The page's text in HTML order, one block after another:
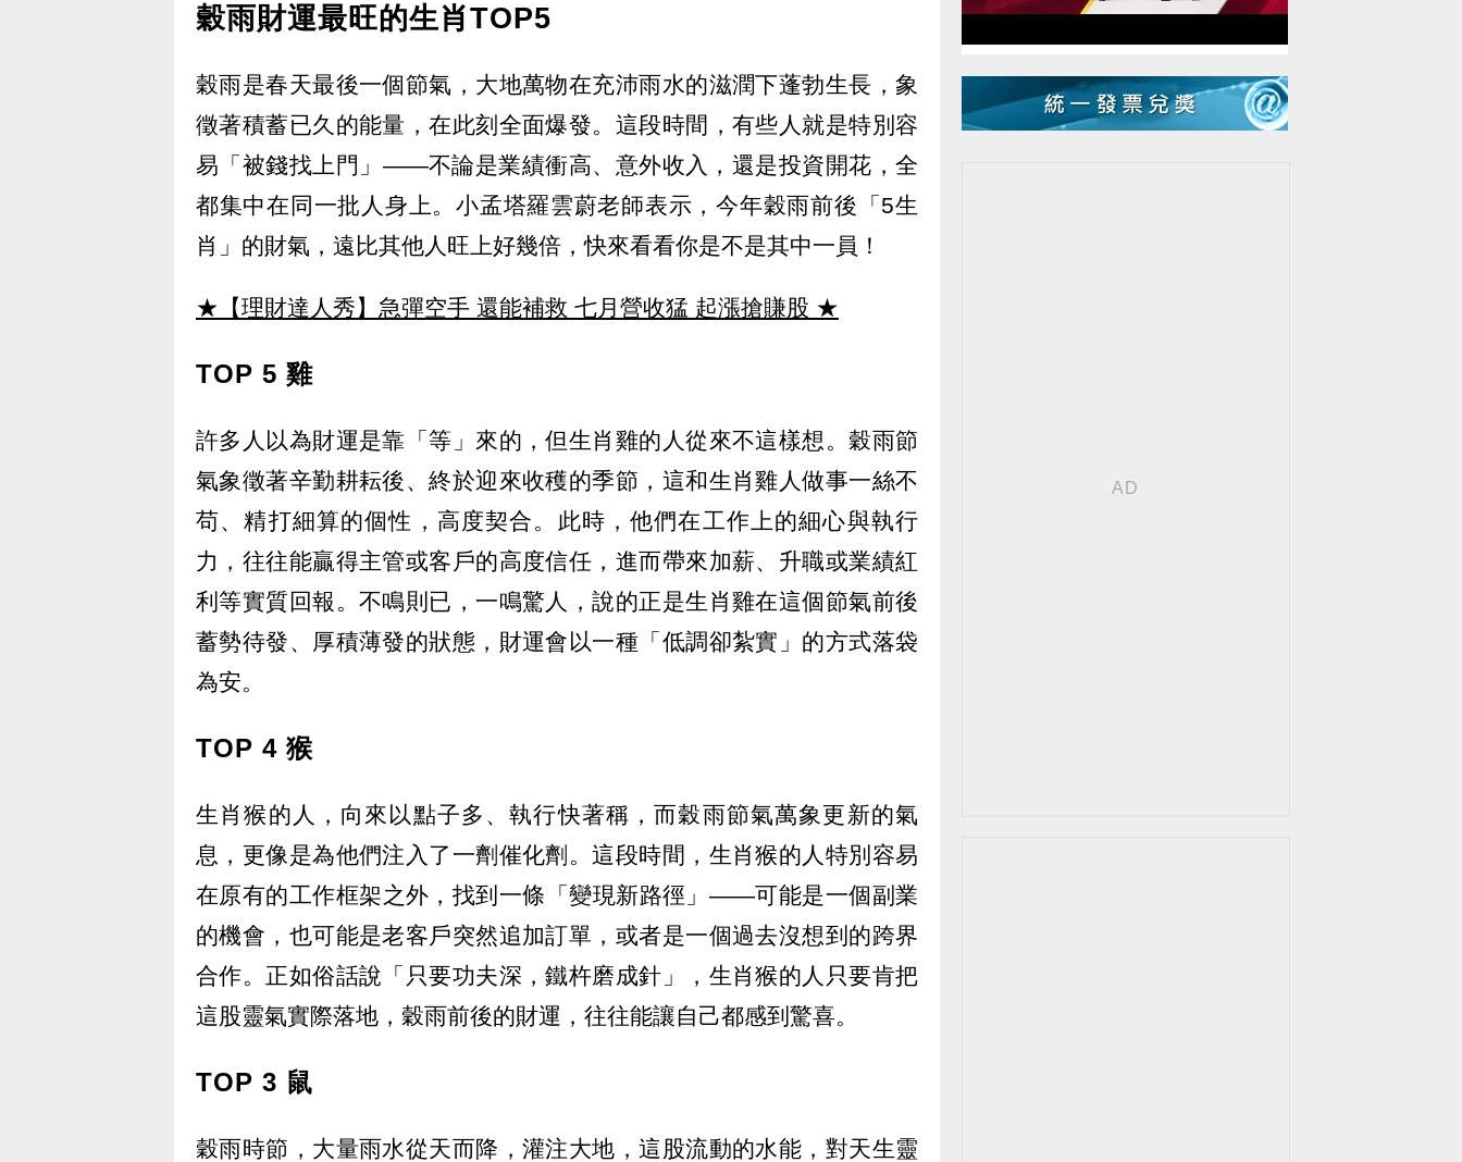
穀雨財運最旺的生肖TOP5
穀雨是春天最後一個節氣，大地萬物在充沛雨水的滋潤下蓬勃生長，象
徵著積蓄已久的能量，在此刻全面爆發。這段時間，有些人就是特別容
易「被錢找上門」——不論是業績衝高、意外收入，還是投資開花，全
都集中在同一批人身上。小孟塔羅雲蔚老師表示，今年穀雨前後「5生
肖」的財氣，遠比其他人旺上好幾倍，快來看看你是不是其中一員！
★【理財達人秀】急彈空手 還能補救 七月營收猛 起漲搶賺股 ★
TOP 5 雞
許多人以為財運是靠「等」來的，但生肖雞的人從來不這樣想。穀雨節
氣象徵著辛勤耕耘後、終於迎來收穫的季節，這和生肖雞人做事一絲不
苟、精打細算的個性，高度契合。此時，他們在工作上的細心與執行
力，往往能贏得主管或客戶的高度信任，進而帶來加薪、升職或業績紅
利等實質回報。不鳴則已，一鳴驚人，說的正是生肖雞在這個節氣前後
蓄勢待發、厚積薄發的狀態，財運會以一種「低調卻紮實」的方式落袋
為安。
TOP 4 猴
生肖猴的人，向來以點子多、執行快著稱，而穀雨節氣萬象更新的氣
息，更像是為他們注入了一劑催化劑。這段時間，生肖猴的人特別容易
在原有的工作框架之外，找到一條「變現新路徑」——可能是一個副業
的機會，也可能是老客戶突然追加訂單，或者是一個過去沒想到的跨界
合作。正如俗話說「只要功夫深，鐵杵磨成針」，生肖猴的人只要肯把
這股靈氣實際落地，穀雨前後的財運，往往能讓自己都感到驚喜。
TOP 3 鼠
穀雨時節，大量雨水從天而降，灌注大地，這股流動的水能，對天生靈